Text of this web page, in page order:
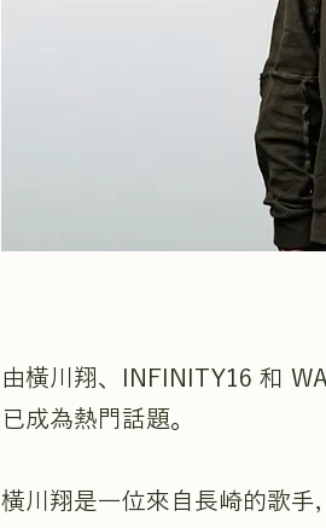
由橫川翔、INFINITY16 和
已成為熱門話題。
橫川翔是一位來自長崎的歌手